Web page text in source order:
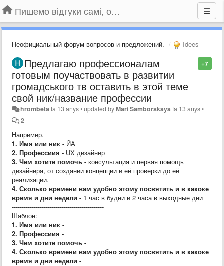
Пишемо відгуки самі, обговорюємо інші ідеї та пропозиції до Громадського Телебачення
Неофициальный форум вопросов и предложений. Idees
+7
Предлагаю профессионалам
готовым поучаствовать в развитии
громадського тв оставить в этой теме
свой ник/название профессии
hrombeta fa 13 anys•updated byMari Samborskaya fa 13 anys•
2
Например.
1. Имя или ник - ЙА
2. Профессиия - UX дизайнер
3. Чем хотите помочь - консультация и первая помощь
дизайнера, от создании концепции и её проверки до её
реализации.
4. Сколько времени вам удобно этому посвятить и в какоке
время и дни недели - 1 час в будни и 2 часа в выходные дни
----------------------------------------------
Шаблон:
1. Имя или ник -
2. Профессиия -
3. Чем хотите помочь -
4. Сколько времени вам удобно этому посвятить и в какоке
время и дни недели -